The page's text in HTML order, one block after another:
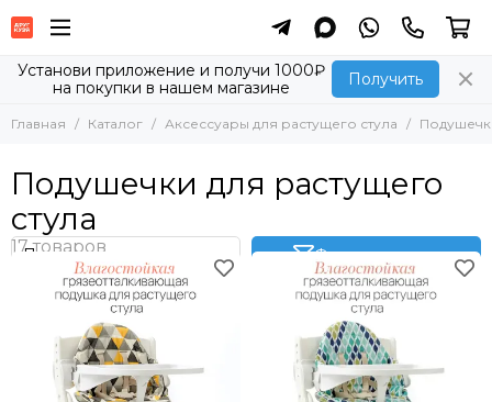
Аксессуары для растущего стула
Все товары
Ограничители для растущего стула
Прочее
Установи приложение и получи 1000₽
на покупки в нашем магазине
Получить
Главная Каталог Аксессуары для растущего стула
Подушечки для растущего
стула
Фильтр товаров